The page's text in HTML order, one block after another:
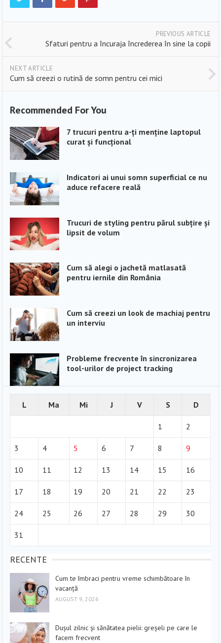
PREVIOUS ARTICLE
Sfaturi pentru a încuraja încrederea în sine la copii
NEXT ARTICLE
Cum să creezi o rutină de somn pentru cei mici
Recommended For You
7 trucuri pentru a-ți menține laptopul
curat și funcțional
Indicatori ai unui somn superficial ce nu
aduce refacere reală
Trucuri de styling pentru părul subțire și
lipsit de volum
Cum să alegi o jachetă matlasată
pentru iernile din România
Cum să creezi un look de machiaj pentru
un interviu
Probleme frecvente în sincronizarea
tool-urilor de project tracking
L Ma Mi J V S D
1 2
3 4 5 6 7 8 9
10 11 12 13 14 15 16
17 18 19 20 21 22 23
24 25 26 27 28 29 30
31
RECENTE
Cum te îmbraci pentru vreme schimbătoare în
vacanță
AUGUST 9, 2026
Dușul zilnic și sănătatea pielii: greșeli pe care le
facem frecvent